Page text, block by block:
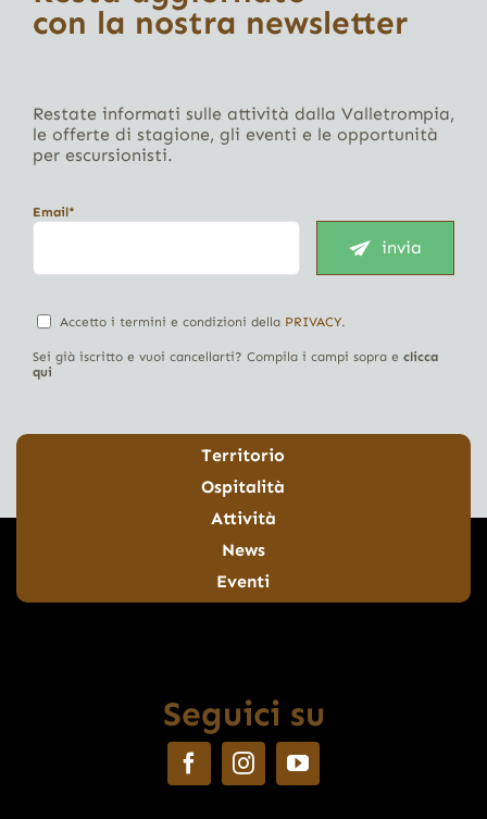
con la nostra newsletter
Restate informati sulle attività dalla Valletrompia,
le offerte di stagione, gli eventi e le opportunità
per escursionisti.
Email*
invia
Accetto i termini e condizioni della PRIVACY.
Sei già iscritto e vuoi cancellarti? Compila i campi sopra e clicca
qui
Territorio
Ospitalità
Attività
News
Eventi
Seguici su